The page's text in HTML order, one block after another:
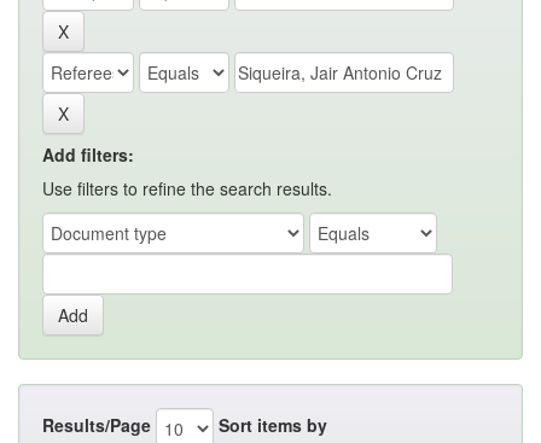
Add filters:
Use filters to refine the search results.
Results/Page Sort items by